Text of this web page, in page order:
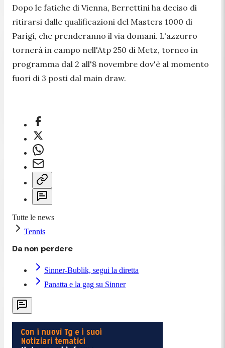
Dopo le fatiche di Vienna, Berrettini ha deciso di
ritirarsi dalle qualificazioni del Masters 1000 di
Parigi, che prenderanno il via domani. L'azzurro
tornerà in campo nell'Atp 250 di Metz, torneo in
programma dal 2 all'8 novembre dov'è al momento
fuori di 3 posti dal main draw.
Tutte le news
Tennis
Da non perdere
Sinner-Bublik, segui la diretta
Panatta e la gag su Sinner